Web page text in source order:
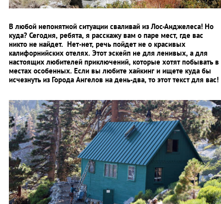
В любой непонятной ситуации сваливай из Лос-Анджелеса! Но
куда? Сегодня, ребята, я расскажу вам о паре мест, где вас
никто не найдет. Нет-нет, речь пойдет не о красивых
калифорнийских отелях. Этот эскейп не для ленивых, а для
настоящих любителей приключений, которые хотят побывать в
местах особенных. Если вы любите хайкинг и ищете куда бы
исчезнуть из Города Ангелов на день-два, то этот текст для вас!